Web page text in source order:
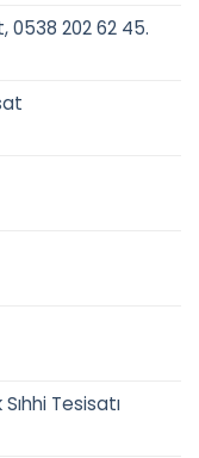
0538 202 62 45.
Tesisatı